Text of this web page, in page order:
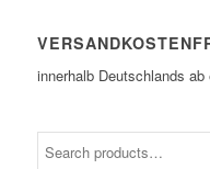
innerhalb Deutschlands